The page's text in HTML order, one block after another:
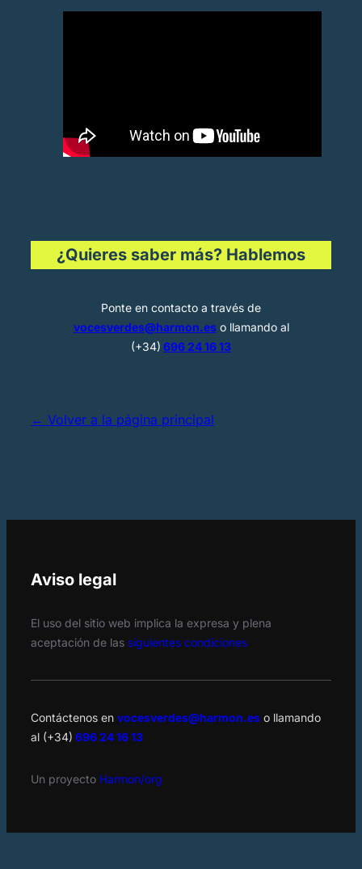
¿Quieres saber más? Hablemos
Ponte en contacto a través de
vocesverdes@harmon.eso llamando al
(+34) 696 24 16 13
← Volver a la página principal
Aviso legal
El uso del sitio web implica la expresa y plena
aceptación de las siguientes condiciones
Contáctenos en vocesverdes@harmon.es o llamando
al (+34) 696 24 16 13
Un proyecto Harmon/org